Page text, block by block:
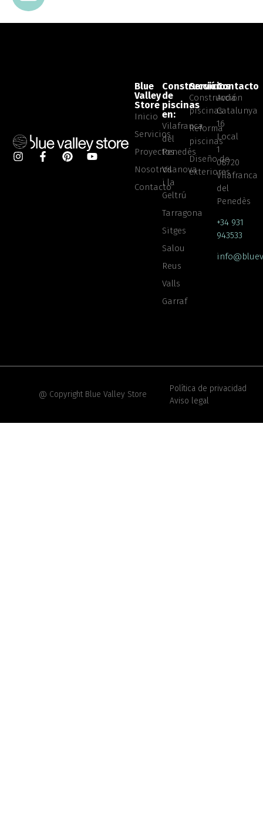
Blue
Valley
Store
Inicio
Servicios
Proyectos
Nosotros
Contacto
Construcción
de
piscinas
en:
Vilafranca
del
Penedés
Vilanova
i la
Geltrú
Tarragona
Sitges
Salou
Reus
Valls
Garraf
Servicios
Construcción
piscinas
Reforma
piscinas
Diseño de
exteriores
Contacto
Avda.
Catalunya
16
Local
1
08720
Vilafranca
del
Penedès
+34 931
943533
@ Copyright Blue Valley Store
Política de privacidad
Aviso legal